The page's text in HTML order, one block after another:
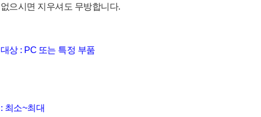
으시면 지우셔도 무방합니다.
상 : PC 또는 특정 부품
최소~최대